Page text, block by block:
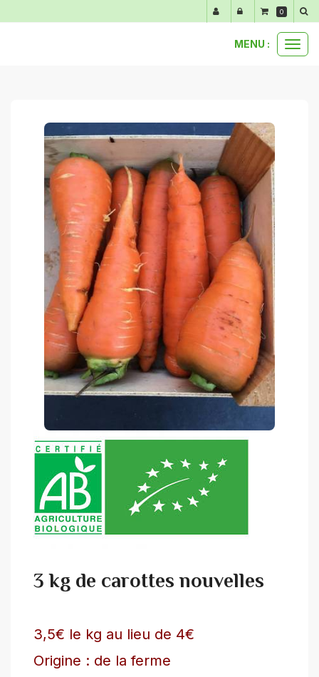
MENU :
3 kg de carottes nouvelles
3,5€ le kg au lieu de 4€
Origine : de la ferme
0